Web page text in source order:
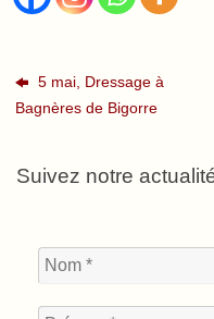
5 mai, Dressage à
Bagnères de Bigorre
Suivez notre